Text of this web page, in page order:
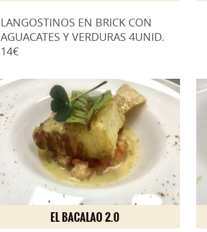
LANGOSTINOS EN BRICK CON
AGUACATES Y VERDURAS 4UNID.
14€
EL BACALAO 2.0